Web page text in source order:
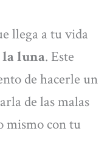
llega a tu vida
la luna. Este
de hacerle un
de las malas
mismo con tu